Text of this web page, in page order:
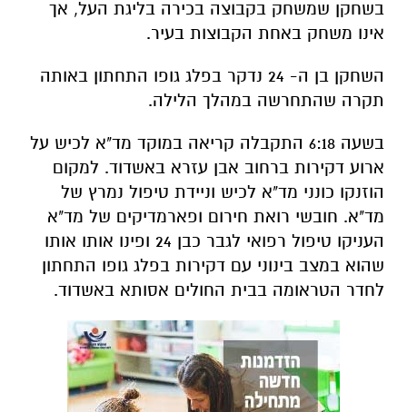
בשחקן שמשחק בקבוצה בכירה בליגת העל, אך
אינו משחק באחת הקבוצות בעיר.
השחקן בן ה- 24 נדקר בפלג גופו התחתון באותה
תקרה שהתחרשה במהלך הלילה.
בשעה 6:18 התקבלה קריאה במוקד מד"א לכיש על
ארוע דקירות ברחוב אבן עזרא באשדוד. למקום
הוזנקו כונני מד"א לכיש וניידת טיפול נמרץ של
מד"א. חובשי רואת חירום ופארמדיקים של מד"א
העניקו טיפול רפואי לגבר כבן 24 ופינו אותו אותו
שהוא במצב בינוני עם דקירות בפלג גופו התחתון
לחדר הטראומה בבית החולים אסותא באשדוד.